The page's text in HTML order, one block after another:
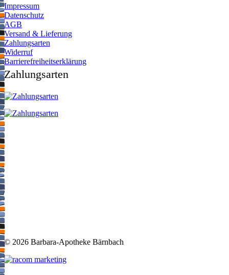
Impressum
Datenschutz
AGB
Versand & Lieferung
Zahlungsarten
Widerruf
Barrierefreiheitserklärung
Zahlungsarten
© 2026 Barbara-Apotheke Bärnbach